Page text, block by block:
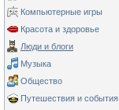
Компьютерные игры
Красота и здоровье
Люди и блоги
Музыка
Общество
Путешествия и события